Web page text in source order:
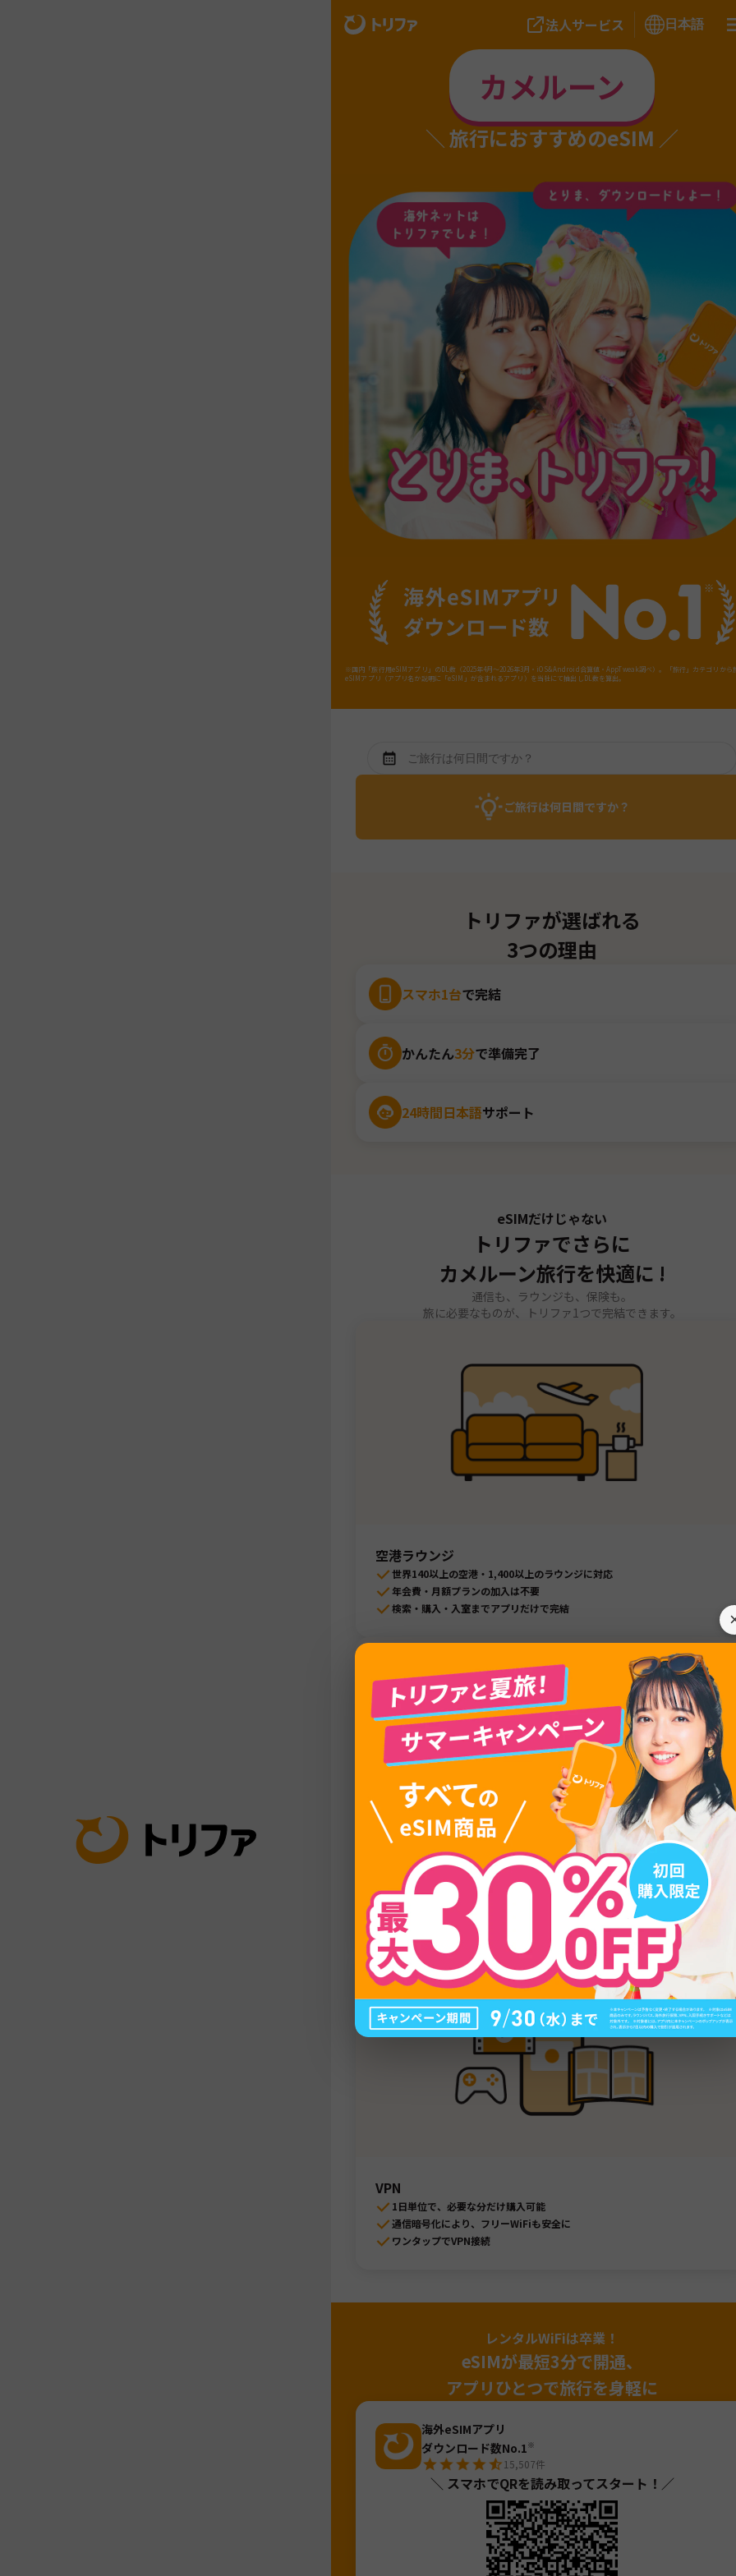
法人サービス 日本語
カメルーン
旅行におすすめのeSIM
※国内「旅行用eSIMアプリ」のDL数（2025年4月～2026年3月・iOS&Android合算値・AppTweak調べ）。「旅行」カテゴリから
eSIMアプリ（アプリ名か説明に「eSIM」が含まれるアプリ）を当社にて抽出しDL数を算出。
ご旅行は何日間ですか？
トリファが選ばれる
3つの理由
スマホ1台で完結
かんたん3分で準備完了
24時間日本語サポート
eSIMだけじゃない
トリファでさらに
カメルーン旅行を快適に !
通信も、ラウンジも、保険も。
旅に必要なものが、トリファ1つで完結できます。
空港ラウンジ
世界140以上の空港・1,400以上のラウンジに対応
年会費・月額プランの加入は不要
検索・購入・入室までアプリだけで完結
海外旅行保険
病気、けが、盗難などのケースに対応
トラブル時の対応や保険金の申請までアプリでまるっとサポート
日本語で24時間365日、LINEで対応可能
VPN
1日単位で、必要な分だけ購入可能
通信暗号化により、フリーWiFiも安全に
ワンタップでVPN接続
レンタルWiFiは卒業！
eSIMが最短3分で開通、
アプリひとつで旅行を身軽に
海外eSIMアプリ
ダウンロード数No.1※
15,507件
＼ スマホでQRを読み取ってスタート！／